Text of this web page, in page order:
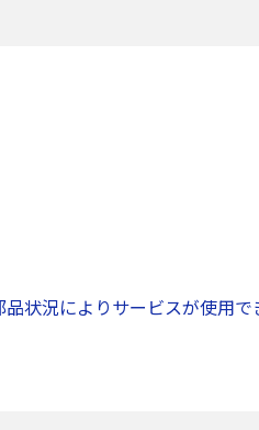
状況によりサービスが使用